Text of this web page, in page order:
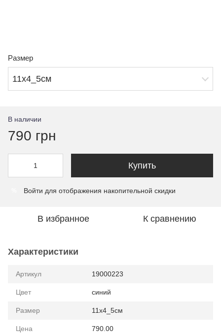
Размер
11х4_5см
В наличии
790 грн
Купить
Войти для отображения накопительной скидки
В избранное К сравнению
Характеристики
Артикул 19000223
Цвет синий
Размер 11х4_5см
Цена 790.00